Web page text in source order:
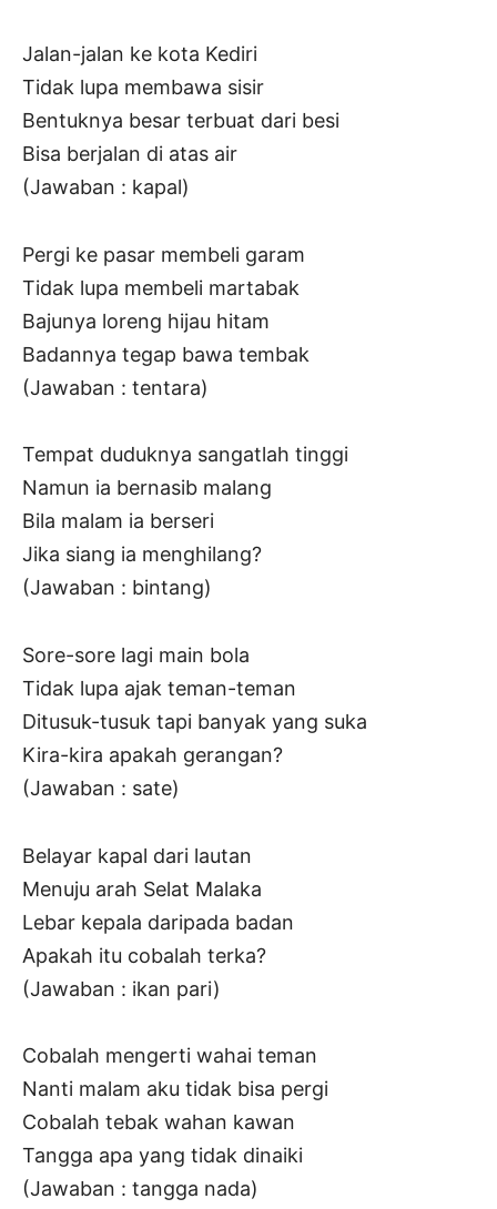
Jalan-jalan ke kota Kediri
Tidak lupa membawa sisir
Bentuknya besar terbuat dari besi
Bisa berjalan di atas air
(Jawaban : kapal)
Pergi ke pasar membeli garam
Tidak lupa membeli martabak
Bajunya loreng hijau hitam
Badannya tegap bawa tembak
(Jawaban : tentara)
Tempat duduknya sangatlah tinggi
Namun ia bernasib malang
Bila malam ia berseri
Jika siang ia menghilang?
(Jawaban : bintang)
Sore-sore lagi main bola
Tidak lupa ajak teman-teman
Ditusuk-tusuk tapi banyak yang suka
Kira-kira apakah gerangan?
(Jawaban : sate)
Belayar kapal dari lautan
Menuju arah Selat Malaka
Lebar kepala daripada badan
Apakah itu cobalah terka?
(Jawaban : ikan pari)
Cobalah mengerti wahai teman
Nanti malam aku tidak bisa pergi
Cobalah tebak wahan kawan
Tangga apa yang tidak dinaiki
(Jawaban : tangga nada)